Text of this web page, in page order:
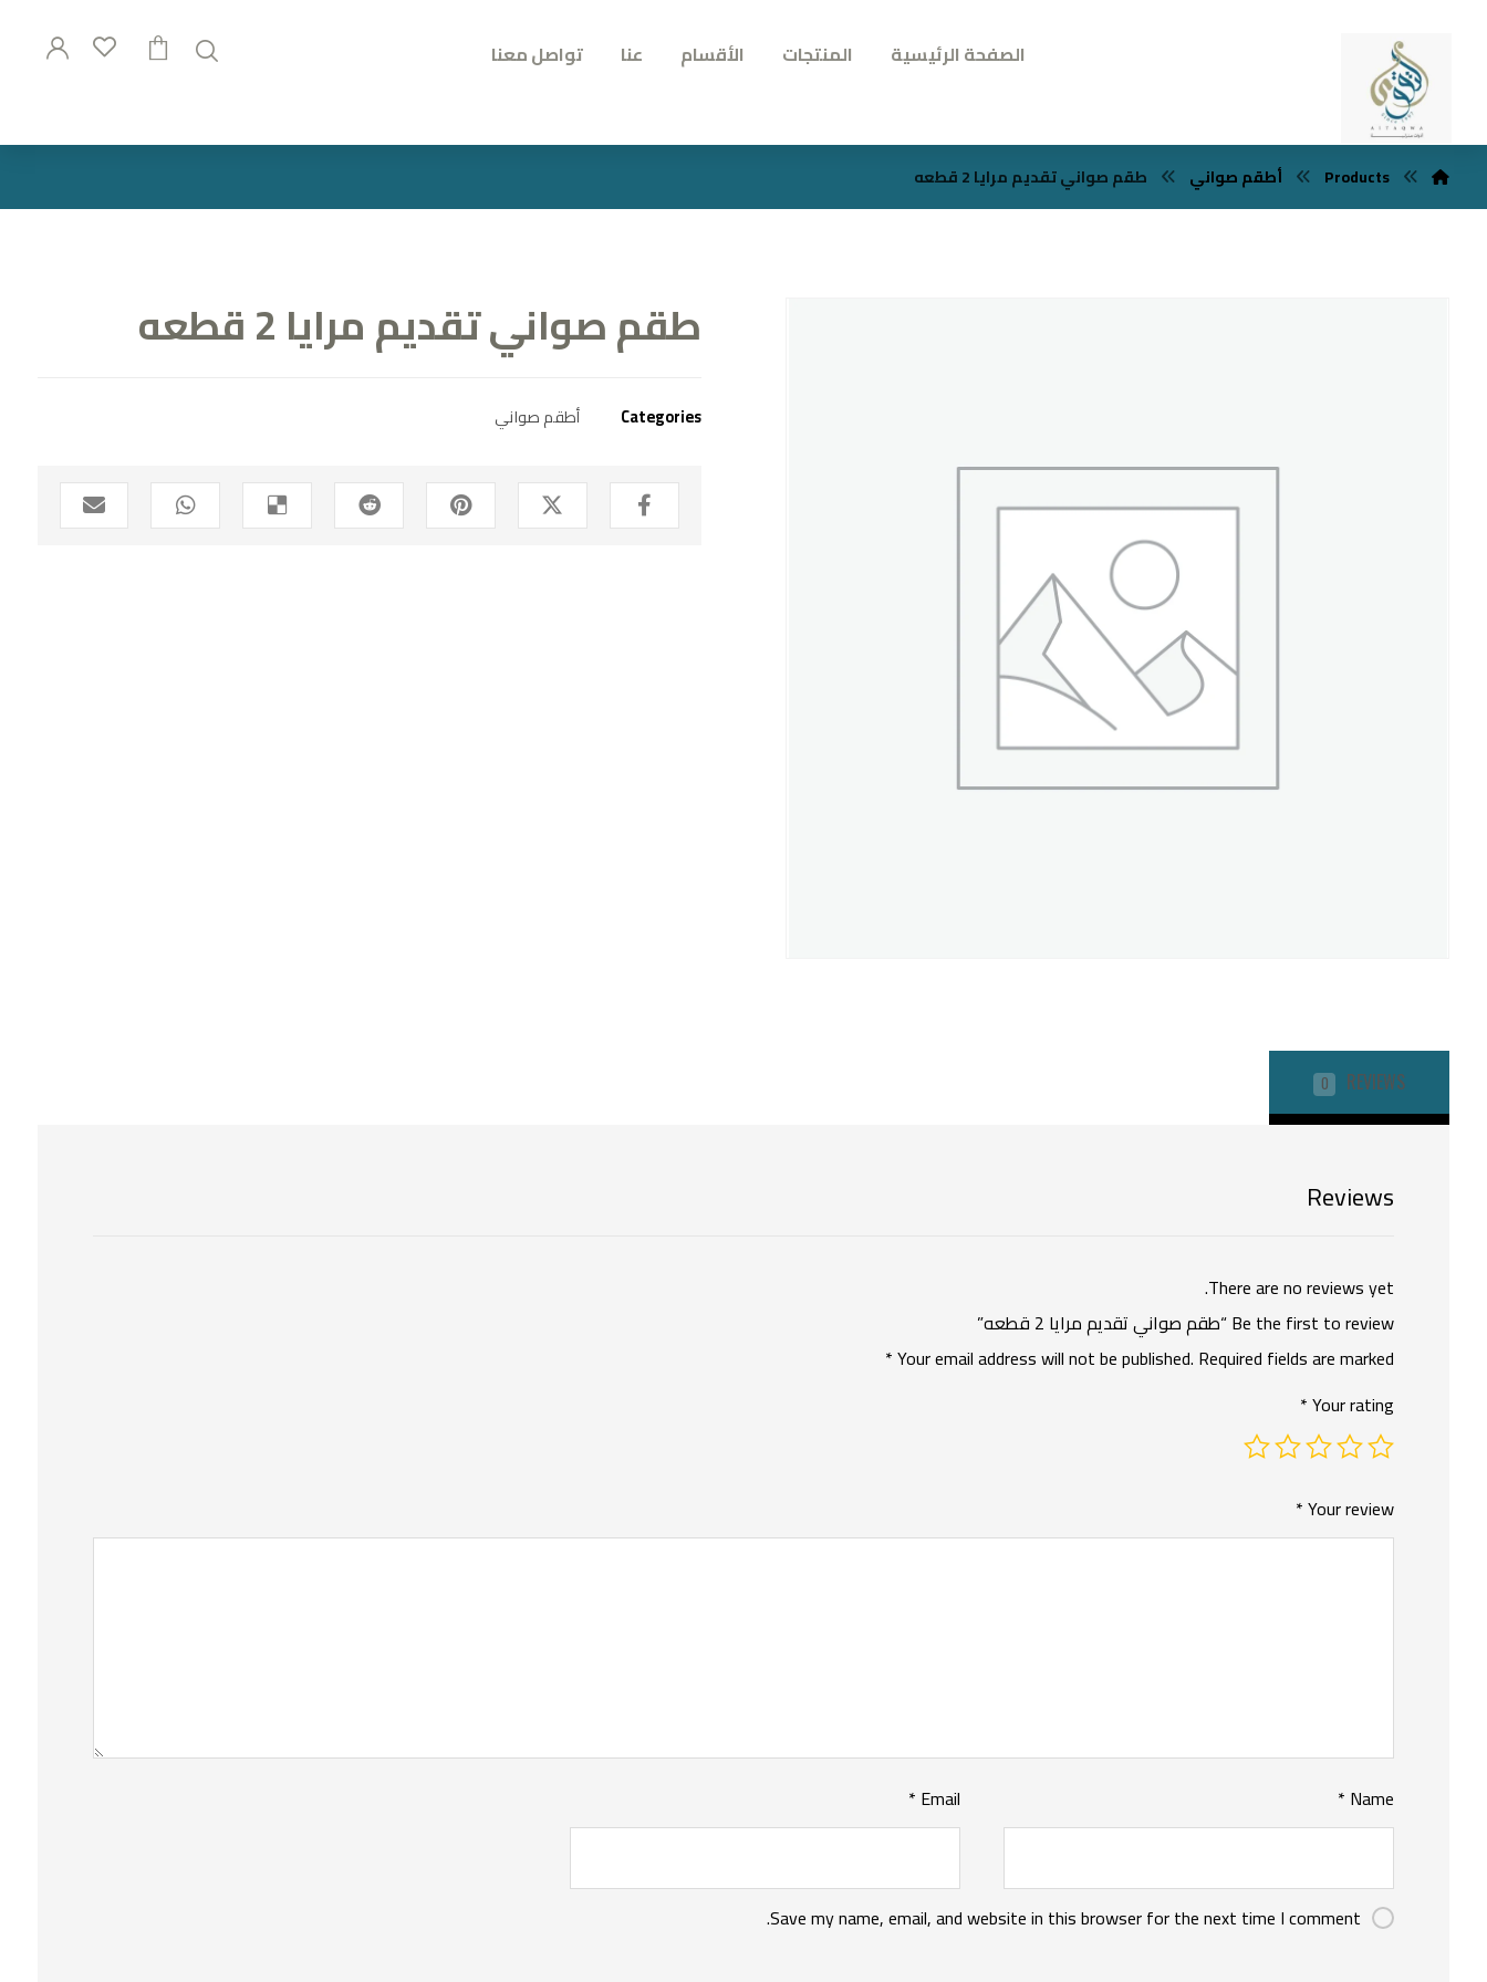
الصفحة الرئيسية المنتجات الأقسام عنا تواصل معنا
Products أطقم صواني طقم صواني تقديم مرايا 2 قطعه
طقم صواني تقديم مرايا 2 قطعه
Categories أطقم صواني
REVIEWS
0
Reviews
There are no reviews yet.
Be the first to review “طقم صواني تقديم مرايا 2 قطعه”
Your email address will not be published. Required fields are marked
*
Your rating
*
Your review
*
Name
*
Email
*
Save my name, email, and website in this browser for the next time I comment.